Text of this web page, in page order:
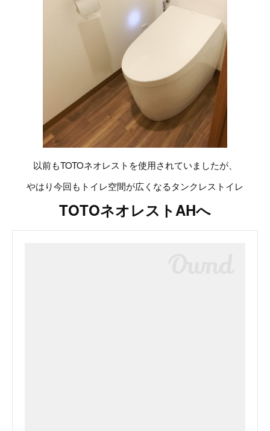
以前もTOTOネオレストを使用されていましたが、
やはり今回もトイレ空間が広くなるタンクレストイレ
TOTOネオレストAHへ